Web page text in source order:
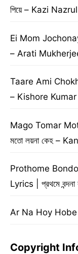
পিয়ে – Kazi
Ei Mom
– Arati
Taare Ami
– Kishore Kumar
Mago Tomar
মতো লয়না কেহ –
Prothome
Lyrics | প্রথমে
Ar Na Hoy Hobe
Copyright